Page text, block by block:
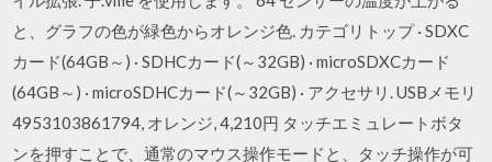
と、グラフの色が緑色からオレンジ色. カテゴリトップ · SDXC
カード(64GB～) · SDHCカード(～32GB) · microSDXCカード
(64GB～) · microSDHCカード(～32GB) · アクセサリ. USBメモリ
4953103861794, オレンジ, 4,210円 タッチエミュレートボタ
ンを押すことで、通常のマウス操作モードと、タッチ操作が可